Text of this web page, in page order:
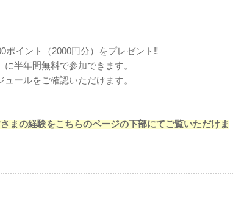
イント（2000円分）をプレゼント‼
半年間無料で参加できます。
ールをご確認いただけます。
まの経験をこちらのページの下部にてご覧いただけま